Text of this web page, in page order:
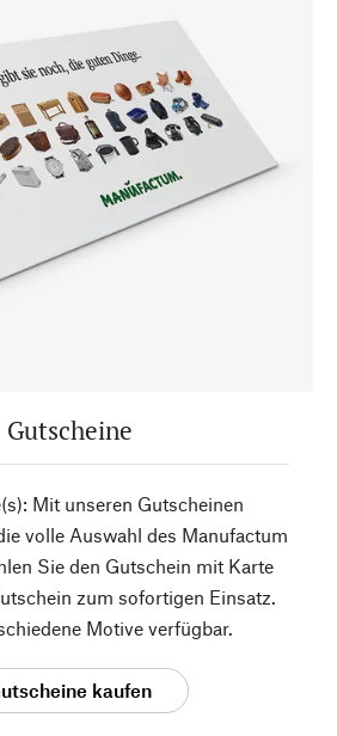
Gutscheine
Mit unseren Gutscheinen
volle Auswahl des Manufactum
Sie den Gutschein mit Karte
zum sofortigen Einsatz.
Motive verfügbar.
kaufen